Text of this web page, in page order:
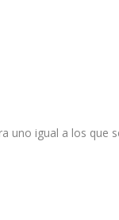
uno igual a los que